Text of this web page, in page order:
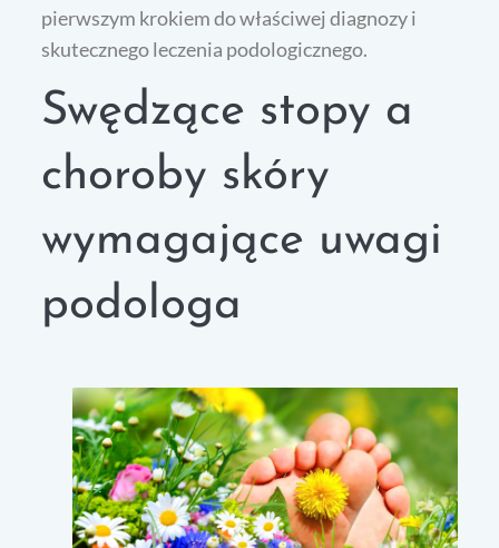
pierwszym krokiem do właściwej diagnozy i
skutecznego leczenia podologicznego.
Swędzące stopy a
choroby skóry
wymagające uwagi
podologa